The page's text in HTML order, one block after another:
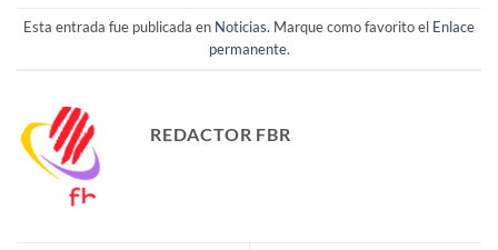
Esta entrada fue publicada en Noticias. Marque como favorito el Enlace
permanente.
REDACTOR FBR